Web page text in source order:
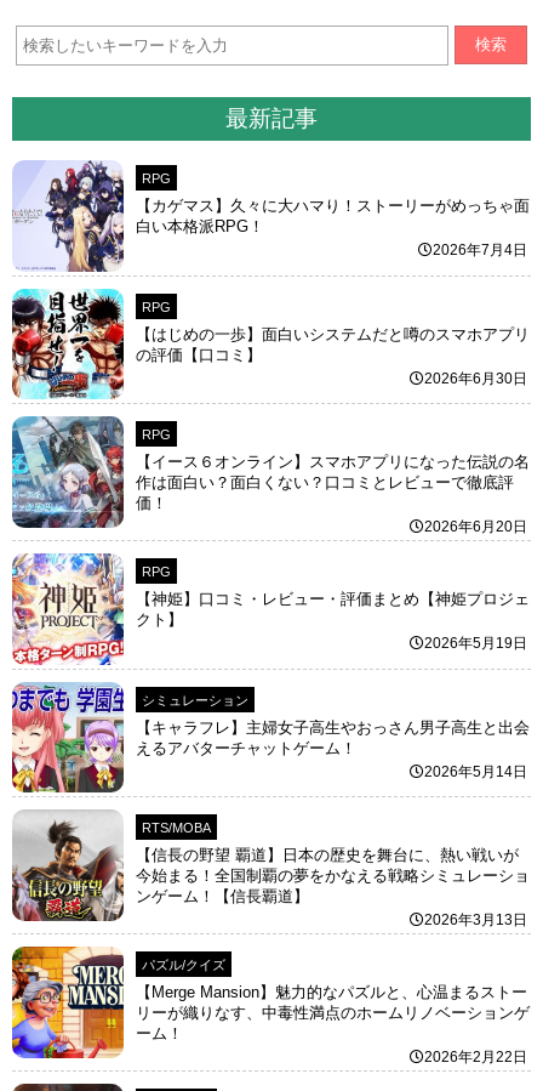
検索
最新記事
RPG
【カゲマス】久々に大ハマり！ストーリーがめっちゃ面
白い本格派RPG！
2026年7月4日
RPG
【はじめの一歩】面白いシステムだと噂のスマホアプリ
の評価【口コミ】
2026年6月30日
RPG
【イース６オンライン】スマホアプリになった伝説の名
作は面白い？面白くない？口コミとレビューで徹底評
価！
2026年6月20日
RPG
【神姫】口コミ・レビュー・評価まとめ【神姫プロジェ
クト】
2026年5月19日
シミュレーション
【キャラフレ】主婦女子高生やおっさん男子高生と出会
えるアバターチャットゲーム！
2026年5月14日
RTS/MOBA
【信長の野望 覇道】日本の歴史を舞台に、熱い戦いが
今始まる！全国制覇の夢をかなえる戦略シミュレーショ
ンゲーム！【信長覇道】
2026年3月13日
パズル/クイズ
【Merge Mansion】魅力的なパズルと、心温まるストー
リーが織りなす、中毒性満点のホームリノベーションゲ
ーム！
2026年2月22日